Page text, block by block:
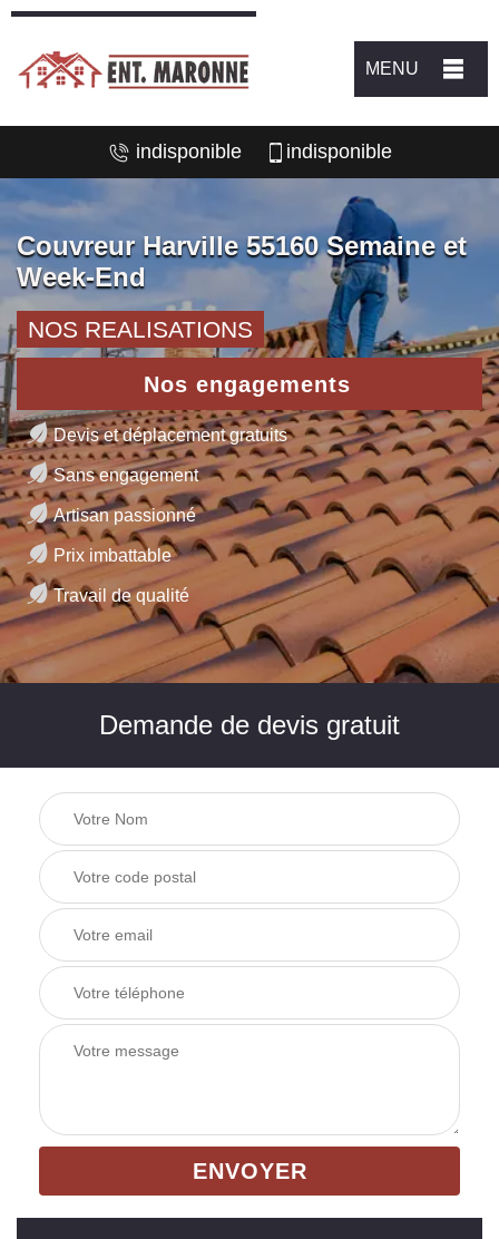
MENU
indisponible indisponible
Couvreur Harville 55160 Semaine et
Week-End
NOS REALISATIONS
Nos engagements
Devis et déplacement gratuits
Sans engagement
Artisan passionné
Prix imbattable
Travail de qualité
Demande de devis gratuit